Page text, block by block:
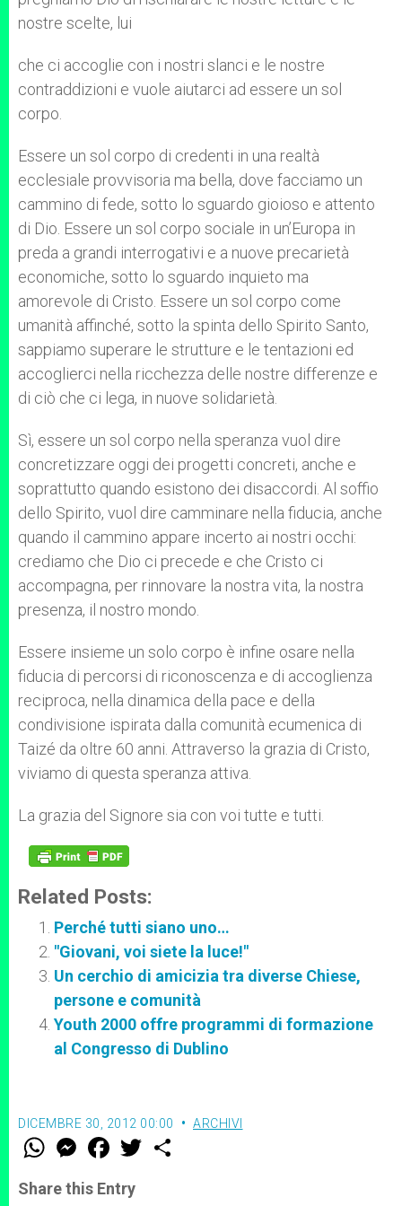
nostre scelte, lui
che ci accoglie con i nostri slanci e le nostre
contraddizioni e vuole aiutarci ad essere un sol
corpo.
Essere un sol corpo di credenti in una realtà
ecclesiale provvisoria ma bella, dove facciamo un
cammino di fede, sotto lo sguardo gioioso e attento
di Dio. Essere un sol corpo sociale in un’Europa in
preda a grandi interrogativi e a nuove precarietà
economiche, sotto lo sguardo inquieto ma
amorevole di Cristo. Essere un sol corpo come
umanità affinché, sotto la spinta dello Spirito Santo,
sappiamo superare le strutture e le tentazioni ed
accoglierci nella ricchezza delle nostre differenze e
di ciò che ci lega, in nuove solidarietà.
Sì, essere un sol corpo nella speranza vuol dire
concretizzare oggi dei progetti concreti, anche e
soprattutto quando esistono dei disaccordi. Al soffio
dello Spirito, vuol dire camminare nella fiducia, anche
quando il cammino appare incerto ai nostri occhi:
crediamo che Dio ci precede e che Cristo ci
accompagna, per rinnovare la nostra vita, la nostra
presenza, il nostro mondo.
Essere insieme un solo corpo è infine osare nella
fiducia di percorsi di riconoscenza e di accoglienza
reciproca, nella dinamica della pace e della
condivisione ispirata dalla comunità ecumenica di
Taizé da oltre 60 anni. Attraverso la grazia di Cristo,
viviamo di questa speranza attiva.
La grazia del Signore sia con voi tutte e tutti.
Related Posts:
Perché tutti siano uno…
"Giovani, voi siete la luce!"
Un cerchio di amicizia tra diverse Chiese,
persone e comunità
Youth 2000 offre programmi di formazione
al Congresso di Dublino
DICEMBRE 30, 2012 00:00 ARCHIVI
W
t
s
M
e
s
e
F
a
e
b
w
Share this Entry